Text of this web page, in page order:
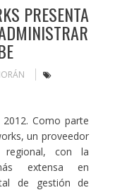
PRESENTA
Como parte
un proveedor
con la
extensa en
de gestión de